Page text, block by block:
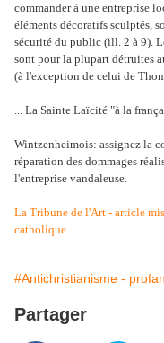
commander à une entreprise
éléments décoratifs sculptés,
sécurité du public (ill. 2 à 9).
sont pour la plupart détruites
(à l'exception de celui de
... La Sainte Laïcité "à la
Wintzenheimois: assignez la
réparation des dommages
l'entreprise vandaleuse.
La Tribune de l'Art - article
catholique
#Antichristianisme -
Partager